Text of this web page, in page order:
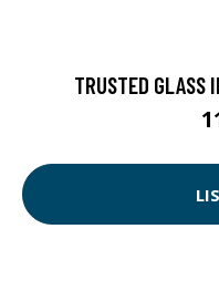
TRUSTED GLASS